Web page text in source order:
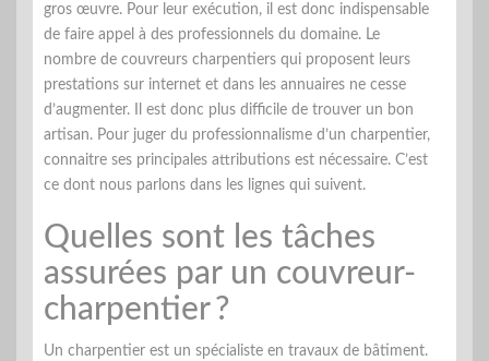
gros œuvre. Pour leur exécution, il est donc indispensable
de faire appel à des professionnels du domaine. Le
nombre de couvreurs charpentiers qui proposent leurs
prestations sur internet et dans les annuaires ne cesse
d’augmenter. Il est donc plus difficile de trouver un bon
artisan. Pour juger du professionnalisme d’un charpentier,
connaitre ses principales attributions est nécessaire. C’est
ce dont nous parlons dans les lignes qui suivent.
Quelles sont les tâches
assurées par un couvreur-
charpentier ?
Un charpentier est un spécialiste en travaux de bâtiment.